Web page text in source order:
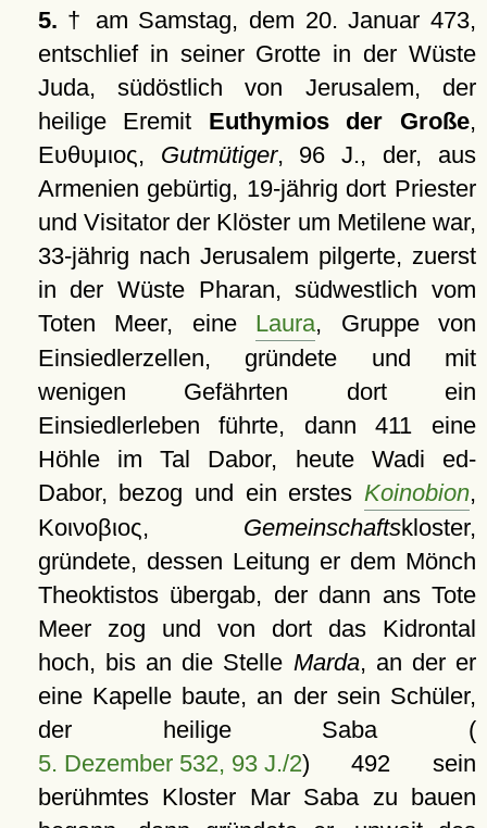
5. † am Samstag, dem 20. Januar 473,
entschlief in seiner Grotte in der Wüste
Juda, südöstlich von Jerusalem, der
heilige Eremit Euthymios der Große,
Ευθυμιος, Gutmütiger, 96 J., der, aus
Armenien gebürtig, 19-jährig dort Priester
und Visitator der Klöster um Metilene war,
33-jährig nach Jerusalem pilgerte, zuerst
in der Wüste Pharan, südwestlich vom
Toten Meer, eine Laura, Gruppe von
Einsiedlerzellen, gründete und mit
wenigen Gefährten dort ein
Einsiedlerleben führte, dann 411 eine
Höhle im Tal Dabor, heute Wadi ed-
Dabor, bezog und ein erstes Koinobion,
Κοινοβιος, Gemeinschaftskloster,
gründete, dessen Leitung er dem Mönch
Theoktistos übergab, der dann ans Tote
Meer zog und von dort das Kidrontal
hoch, bis an die Stelle Marda, an der er
eine Kapelle baute, an der sein Schüler,
der heilige Saba (
5. Dezember 532, 93 J./2) 492 sein
berühmtes Kloster Mar Saba zu bauen